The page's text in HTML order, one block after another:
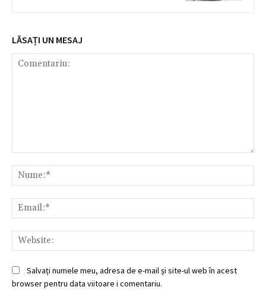
LĂSAȚI UN MESAJ
Salvați numele meu, adresa de e-mail și site-ul web în acest
browser pentru data viitoare i comentariu.